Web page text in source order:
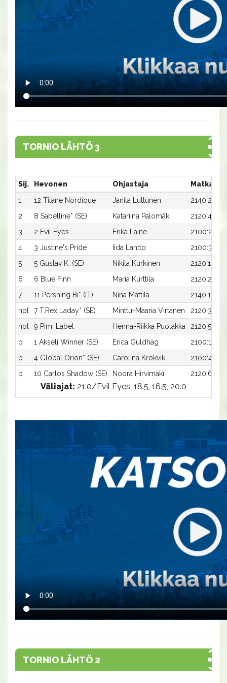
TORNIO LÄHTÖ 3
Sij. Hevonen Ohjastaja
1
12 Titane Nordique Janita Luttunen
2140:2
2
8 Sabelline* (SE) Katariina Palomäki
2120:4
3
2 Evil Eyes Erika Laine
2100:2
4
3 Justine's Pride Iida Lantto
2100:3
5
5 Gustav K. (SE) Nikita Kurkinen
2120:1
6
6 Blue Finn Maria Kurttila
2120:2
7
11 Pershing Bi* (IT) Nina Mattila
2140:1
hpl
7 T.Rex Laday* (SE) Minttu-Maaria Virtanen
2120:3
hpl
9 Pimi Label Henna-Riikka Puolakka
2120:5
p
1 Akseli Winner (SE) Erica Guldhag
2100:1
p
4 Global Orion* (SE) Carolina Krokvik
2100:4
p
10 Carlos Shadow (SE) Noora Hirvimäki 2120:6
Väliajat: 21.0/Evil Eyes, 18.5, 16.5, 20.0
TORNIO LÄHTÖ 2